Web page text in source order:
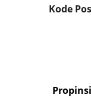
Kode
Propinsi